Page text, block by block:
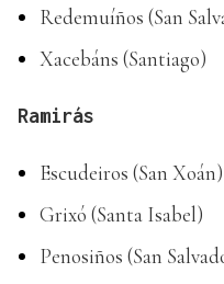
Redemuíños (San
Xacebáns (Santiago)
Ramirás
Escudeiros (San Xoán)
Grixó (Santa Isabel)
Penosiños (San